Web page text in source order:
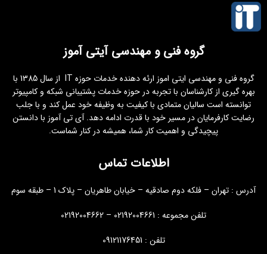
گروه فنی و مهندسی آیتی آموز
گروه فنی و مهندسی ایتی اموز ارئه دهنده خدمات حوزه IT از سال 1385 با
بهره گیری از کارشناسان با تجربه در حوزه خدمات پشتیبانی شبکه و کامپیوتر
توانسته است سالیان متمادی با کیفیت به وظیفه خود عمل کند و با جلب
رضایت کارفرمایان در مسیر خود با قدرت ادامه دهد. آی تی آموز با دانستن
پیچیدگی و اهمیت کار شما، همیشه در کنار شماست.
اطلاعات تماس
آدرس : تهران – فلکه دوم صادقیه – خیابان طاهریان – پلاک 1 – طبقه سوم
تلفن مجموعه : 02192004661 – 02192004662
تلفن : 09121176451